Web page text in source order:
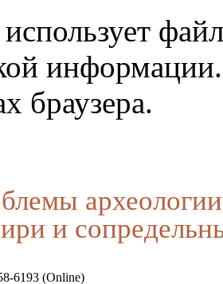
браузера.
и
6193 (Online)